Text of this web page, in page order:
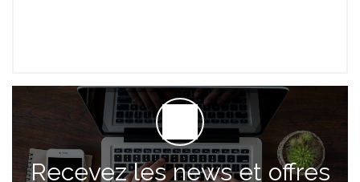
Recevez les news et offres